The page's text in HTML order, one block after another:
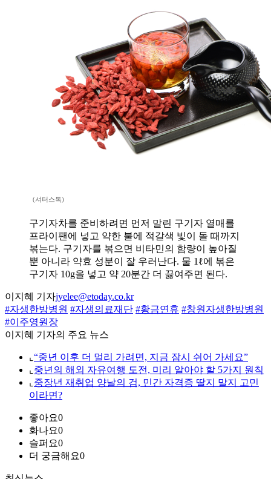
(셔터스톡)
구기자차를 준비하려면 먼저 말린 구기자 열매를
프라이팬에 넣고 약한 불에 적갈색 빛이 돌 때까지
볶는다. 구기자를 볶으면 비타민의 함량이 높아질
뿐 아니라 약효 성분이 잘 우러난다. 물 1ℓ에 볶은
구기자 10g을 넣고 약 20분간 더 끓여주면 된다.
이지혜 기자jyelee@etoday.co.kr
#자생한방병원 #자생의료재단 #황금연휴 #창원자생한방병원
#이주영원장
이지혜 기자의 주요 뉴스
⌞ “중년 이후 더 멀리 가려면, 지금 잠시 쉬어 가세요”
⌞ 중년의 해외 자유여행 도전, 미리 알아야 할 5가지 원칙
⌞ 중장년 재취업 양날의 검, 민간 자격증 딸지 말지 고민
이라면?
좋아요0
화나요0
슬퍼요0
더 궁금해요0